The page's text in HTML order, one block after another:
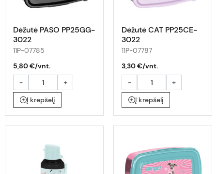
Dėžutė PASO PP25GG-
3022
11P-07785
5,80 €/vnt.
-
+
Į krepšelį
Dėžutė CAT PP25CE-
3022
11P-07787
3,30 €/vnt.
-
+
Į krepšelį